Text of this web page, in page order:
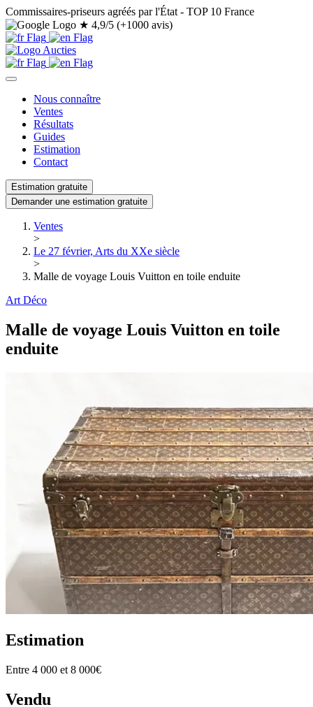
Commissaires-priseurs agréés par l'État - TOP 10 France
★ 4,9/5 (+1000 avis)
Nous connaître
Ventes
Résultats
Guides
Estimation
Contact
Estimation gratuite
Demander une estimation gratuite
Ventes
>
Le 27 février, Arts du XXe siècle
>
Malle de voyage Louis Vuitton en toile enduite
Art Déco
Malle de voyage Louis Vuitton en toile
enduite
Estimation
Entre 4 000 et 8 000€
Vendu